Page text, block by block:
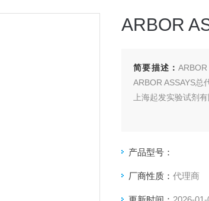
ARBOR
简要描述：
ARBOR ASSAYS总
上海起发实验试剂
产品型号：
厂商性质： 代理商